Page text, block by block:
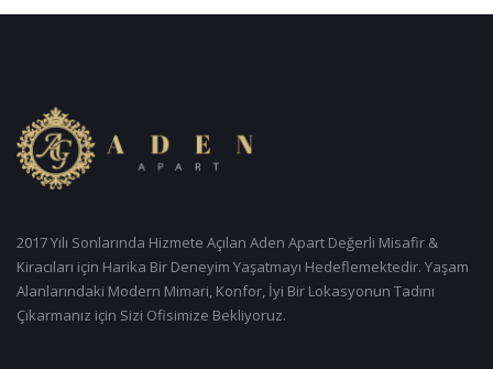
2017 Yılı Sonlarında Hizmete Açılan Aden Apart Değerli Misafir &
Kiracıları için Harika Bir Deneyim Yaşatmayı Hedeflemektedir. Yaşam
Alanlarındaki Modern Mimari, Konfor, İyi Bir Lokasyonun Tadını
Çıkarmanız için Sizi Ofisimize Bekliyoruz.